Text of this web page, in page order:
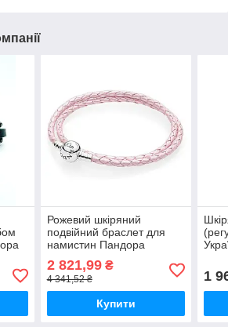
Рожевий шкіряний
подвійний браслет для
намистин Пандора
2 821,99₴
4 341,52 ₴
Купити
1